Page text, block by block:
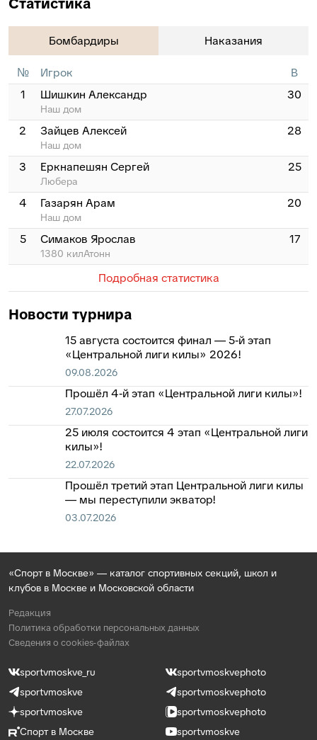
Бомбардиры Наказания
№ Игрок
В
1
Шишкин Александр
Наш дом
30
2 Зайцев Алексей
Наш дом
28
3 Еркнапешян Сергей
Любера
25
4 Газарян Арам
Наш дом
20
5 Симаков Ярослав
1380 килАтонн
17
Подробная статистика
Новости турнира
15 августа состоится финал — 5‑й этап
«Центральной лиги килы» 2026!
09.08.2026
Прошёл 4‑й этап «Центральной лиги килы»!
27.07.2026
25 июля состоится 4 этап «Центральной лиги
килы»!
22.07.2026
Прошёл третий этап Центральной лиги килы
— мы переступили экватор!
03.07.2026
«Спорт в Москве» — каталог спортивных секций, школ и
клубов в Москве и Московской области
Редакция
Политика обработки персональных данных
Сведения о cookies-файлах
sportvmoskve_ru
sportvmoskvephoto
sportvmoskve
sportvmoskvephoto
sportvmoskve
sportvmoskvephoto
Спорт в Москве
sportvmoskve